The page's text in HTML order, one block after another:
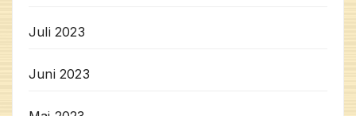
Juli 2023
Juni 2023